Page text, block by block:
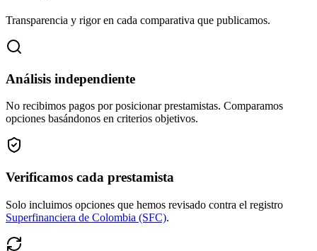
Transparencia y rigor en cada comparativa que publicamos.
Análisis independiente
No recibimos pagos por posicionar prestamistas. Comparamos
opciones basándonos en criterios objetivos.
Verificamos cada prestamista
Solo incluimos opciones que hemos revisado contra el registro
Superfinanciera de Colombia (SFC).